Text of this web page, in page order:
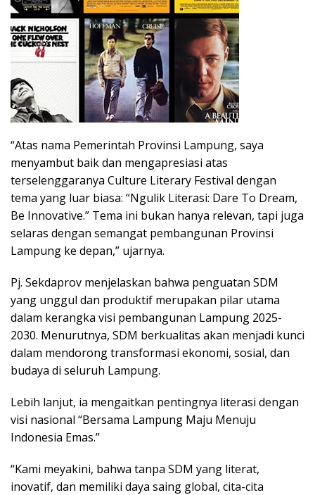
“Atas nama Pemerintah Provinsi Lampung, saya
menyambut baik dan mengapresiasi atas
terselenggaranya Culture Literary Festival dengan
tema yang luar biasa: “Ngulik Literasi: Dare To Dream,
Be Innovative.” Tema ini bukan hanya relevan, tapi juga
selaras dengan semangat pembangunan Provinsi
Lampung ke depan,” ujarnya.
Pj. Sekdaprov menjelaskan bahwa penguatan SDM
yang unggul dan produktif merupakan pilar utama
dalam kerangka visi pembangunan Lampung 2025-
2030. Menurutnya, SDM berkualitas akan menjadi kunci
dalam mendorong transformasi ekonomi, sosial, dan
budaya di seluruh Lampung.
Lebih lanjut, ia mengaitkan pentingnya literasi dengan
visi nasional “Bersama Lampung Maju Menuju
Indonesia Emas.”
“Kami meyakini, bahwa tanpa SDM yang literat,
inovatif, dan memiliki daya saing global, cita-cita